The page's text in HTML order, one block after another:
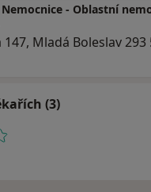
- Oblastní
147, Mladá Boleslav 293
(3)